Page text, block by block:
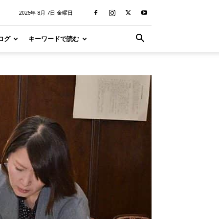
2026年 8月 7日 金曜日
グ キーワードで読む